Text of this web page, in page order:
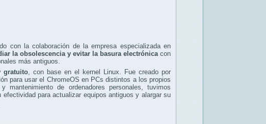
con la colaboración de la empresa especializada en
la obsolescencia y evitar la basura electrónicacon
más antiguos.
gratuito, con base en el kernel Linux. Fue creado por
para usar el ChromeOS en PCs distintos a los propios
mantenimiento de ordenadores personales, tuvimos
para actualizar equipos antiguos y alargar su